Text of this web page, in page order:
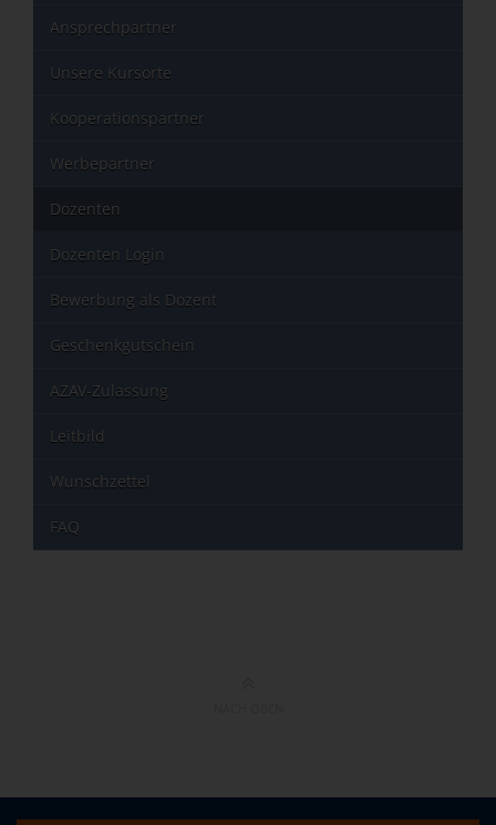
Ansprechpartner
Unsere Kursorte
Kooperationspartner
Werbepartner
Dozenten
Dozenten Login
Bewerbung als Dozent
Geschenkgutschein
AZAV-Zulassung
Leitbild
Wunschzettel
FAQ